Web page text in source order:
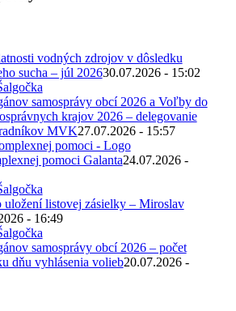
vodných zdrojov v dôsledku
sucha – júl 202630.07.2026 - 15:02
samosprávy obcí 2026 a Voľby do
krajov 2026 – delegovanie
MVK27.07.2026 - 15:57
pomoci Galanta24.07.2026 -
uložení listovej zásielky – Miroslav
- 16:49
samosprávy obcí 2026 – počet
dňu vyhlásenia volieb20.07.2026 -